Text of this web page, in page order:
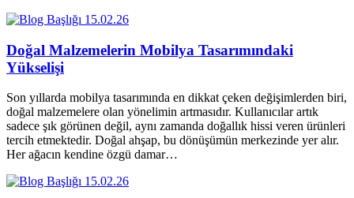
15.02.26
Doğal Malzemelerin Mobilya Tasarımındaki
Yükselişi
Son yıllarda mobilya tasarımında en dikkat çeken değişimlerden biri,
doğal malzemelere olan yönelimin artmasıdır. Kullanıcılar artık
sadece şık görünen değil, aynı zamanda doğallık hissi veren ürünleri
tercih etmektedir. Doğal ahşap, bu dönüşümün merkezinde yer alır.
Her ağacın kendine özgü damar…
15.02.26